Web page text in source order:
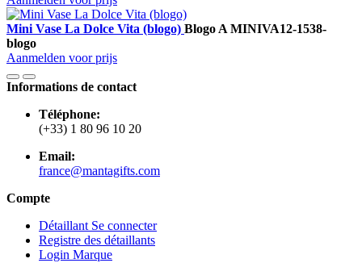
Mini Vase La Dolce Vita (blogo) Blogo A MINIVA12-1538-
blogo
Aanmelden voor prijs
Informations de contact
Téléphone:
(+33) 1 80 96 10 20
Email:
france@mantagifts.com
Compte
Détaillant Se connecter
Registre des détaillants
Login Marque